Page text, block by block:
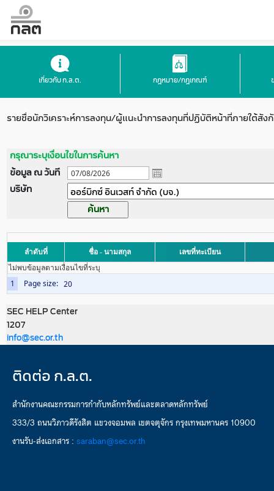
เกี่ยวกับ ก.ล.ต. กฎหมาย/กฎเกณฑ์
รายชื่อนักวิเคราะห์การลงทุน/ผู้แนะนำการลงทุนที่ปฏิบัติหน้าที่ภายใต้สัง
กรุณาระบุเงื่อนไขในการค้นหา
ข้อมูล ณ วันที
บริษัท
ลำดับที่ ชื่อ - นามสกุล เลขที่ทะเบียน
1 Page size:
ไม่พบข้อมูลตามเงื่อนไขที่ระบุ
SEC HELP Center
1207
info@sec.or.th
ติดต่อ ก.ล.ต.
สำนักงานคณะกรรมการกำกับหลักทรัพย์และตลาดหลักทรัพย์
333/3 ถนนวิภาวดีรังสิต แขวงจอมพล เขตจตุจักร กรุงเทพมหานคร 10900
งานรับ-ส่งเอกสาร : saraban@sec.or.th